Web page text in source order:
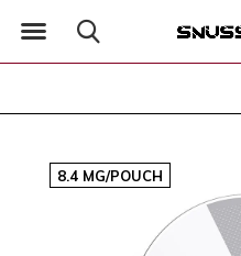
8.4 MG/POUCH